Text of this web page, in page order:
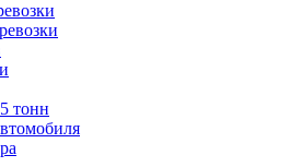
тонн